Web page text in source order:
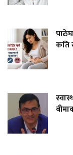
कति